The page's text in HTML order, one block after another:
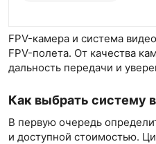
FPV-камера и система
FPV-полета. От качества
дальность передачи и
Как выбрать систему
В первую очередь
и доступной стоимостью.